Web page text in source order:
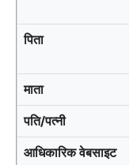
पिता
माता
पति/पत्नी
आधिकारिक वेबसाइट